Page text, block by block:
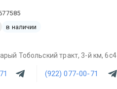
в наличии
Тобольский тракт, 3-й км, 6с4
(922) 077-00-71